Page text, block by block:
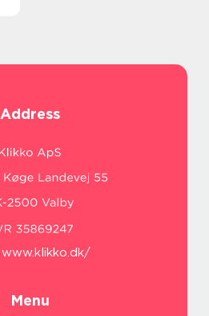
Address
www.klikko.dk/
Menu